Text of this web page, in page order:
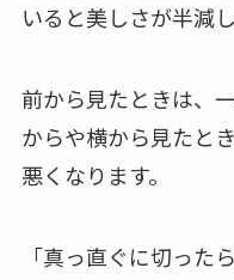
いると美しさが半減し
前から見たときは、
からや横から見たと
悪くなります。
「真っ直ぐに切った